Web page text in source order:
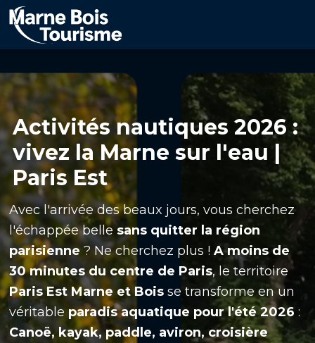
Aller
au
contenu
principal
Activités nautiques 2026 :
vivez la Marne sur l'eau |
Paris Est
Avec l'arrivée des beaux jours, vous cherchez
l'échappée bellesans quitter la région
parisienne ? Ne cherchez plus !A moins de
30 minutes du centre de Paris, le territoire
Paris Est Marne et Bois se transforme en un
véritable paradis aquatique pour l'été 2026 :
Canoë, kayak, paddle, aviron, croisière